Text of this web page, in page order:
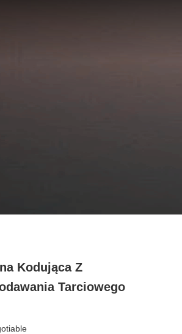
Kodująca Z
Tarciowego